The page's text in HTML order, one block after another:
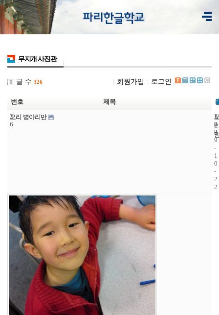
무지개 사진관
글 수 326 회원가입 로그인
번호 제목
2
6
오리 병아리반
1
8
2
2
0
0
9
-
1
0
-
2
2